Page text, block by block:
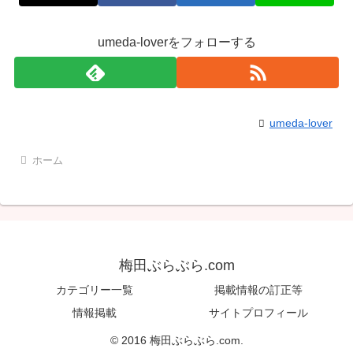
umeda-loverをフォローする
umeda-lover
ホーム
梅田ぶらぶら.com
カテゴリー一覧
掲載情報の訂正等
情報掲載
サイトプロフィール
© 2016 梅田ぶらぶら.com.